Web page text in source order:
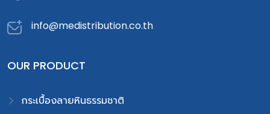
info@medistribution.co.th
OUR PRODUCT
กระเบื้องลายหินธรรมชาติ